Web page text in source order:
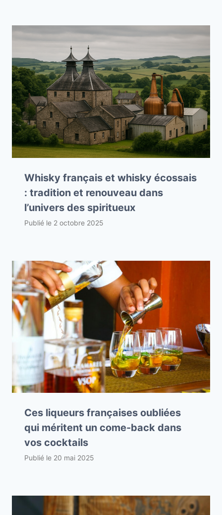
Whisky français et whisky écossais
: tradition et renouveau dans
l’univers des spiritueux
Publié le 2 octobre 2025
Ces liqueurs françaises oubliées
qui méritent un come-back dans
vos cocktails
Publié le 20 mai 2025